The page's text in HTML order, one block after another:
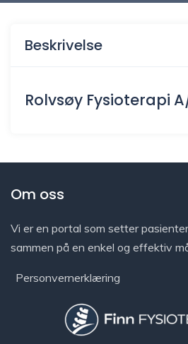
Beskrivelse
Rolvsøy Fysioterapi
Om oss
Vi er en portal som setter
sammen på en enkel og effektiv
Personvernerklæring